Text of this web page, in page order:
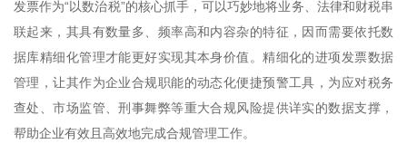
发票作为“以数治税”的核心抓手，可以巧妙地将业务、法律和财税串
联起来，其具有数量多、频率高和内容杂的特征，因而需要依托数
据库精细化管理才能更好实现其本身价值。精细化的进项发票数据
管理，让其作为企业合规职能的动态化便捷预警工具，为应对税务
查处、市场监管、刑事舞弊等重大合规风险提供详实的数据支撑，
帮助企业有效且高效地完成合规管理工作。